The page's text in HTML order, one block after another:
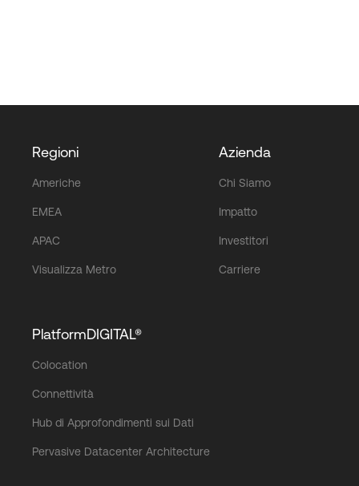
Regioni
Americhe
EMEA
APAC
Visualizza Metro
Azienda
Chi Siamo
Impatto
Investitori
Carriere
PlatformDIGITAL®
Colocation
Connettività
Hub di Approfondimenti sui Dati
Pervasive Datacenter Architecture